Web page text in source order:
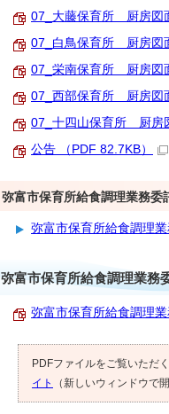
07_大藤保育所 厨房図
07_白鳥保育所 厨房図
07_栄南保育所 厨房図
07_西部保育所 厨房図
07_十四山保育所 厨房
公告 （PDF 82.7KB）
弥富市保育所給食調理業務委
弥富市保育所給食調理
弥富市保育所給食調理業務
弥富市保育所給食調理
PDFファイルをご覧いただ
イト
（新しいウィンドウで